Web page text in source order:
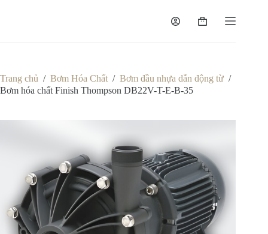
Giỏ
Trang chủ / Bơm Hóa Chất / Bơm đầu nhựa dẫn động từ /
Bơm hóa chất Finish Thompson DB22V-T-E-B-35